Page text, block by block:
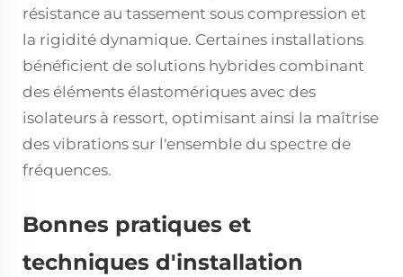
résistance au tassement sous compression et
la rigidité dynamique. Certaines installations
bénéficient de solutions hybrides combinant
des éléments élastomériques avec des
isolateurs à ressort, optimisant ainsi la maîtrise
des vibrations sur l'ensemble du spectre de
fréquences.
Bonnes pratiques et
techniques d'installation